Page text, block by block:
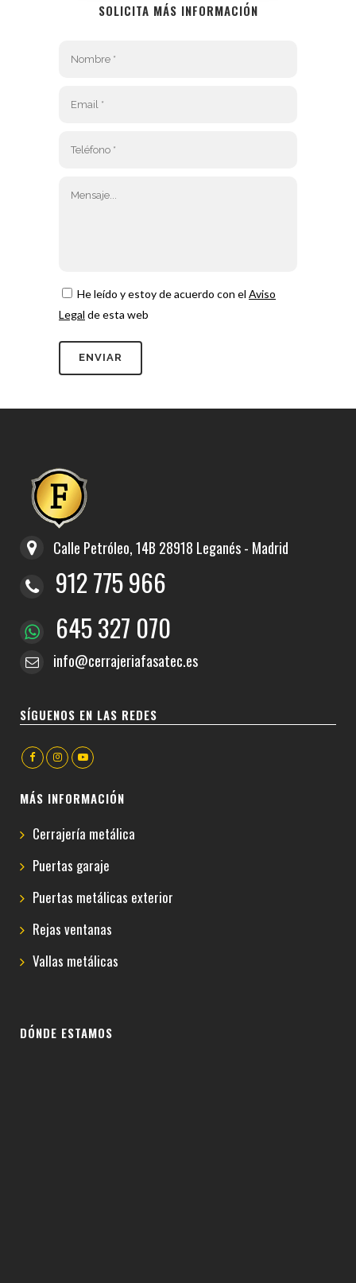
SOLICITA MÁS INFORMACIÓN
He leído y estoy de acuerdo con el Aviso
Legal de esta web
Calle Petróleo, 14B 28918 Leganés - Madrid
912 775 966
645 327 070
info@cerrajeriafasatec.es
SÍGUENOS EN LAS REDES
MÁS INFORMACIÓN
Cerrajería metálica
Puertas garaje
Puertas metálicas exterior
Rejas ventanas
Vallas metálicas
DÓNDE ESTAMOS